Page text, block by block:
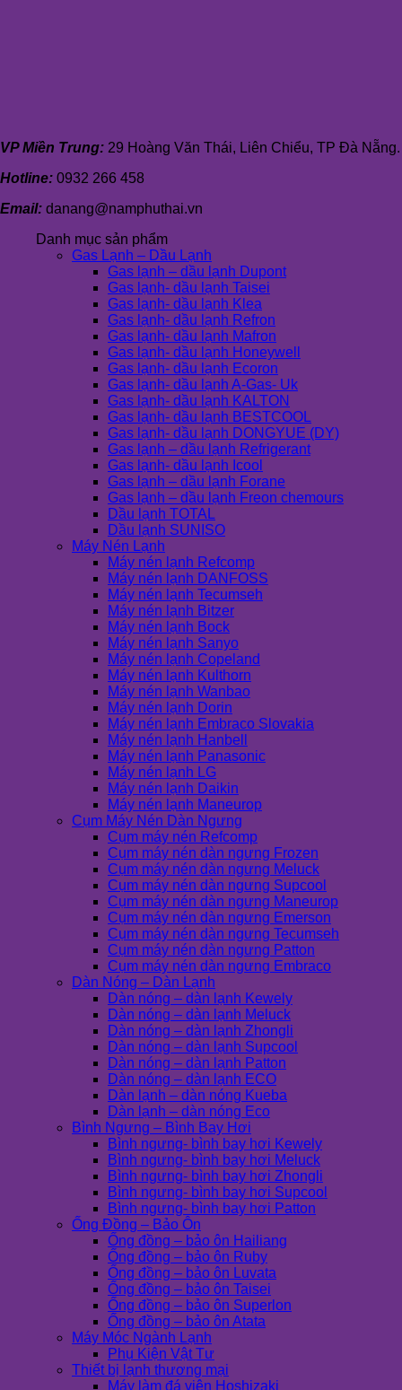
VP Miền Trung: 29 Hoàng Văn Thái, Liên Chiểu, TP Đà Nẵng.
Hotline: 0932 266 458
Email: danang@namphuthai.vn
Danh mục sản phẩm
Gas Lạnh – Dầu Lạnh
Gas lạnh – dầu lạnh Dupont
Gas lạnh- dầu lạnh Taisei
Gas lạnh- dầu lạnh Klea
Gas lạnh- dầu lạnh Refron
Gas lạnh- dầu lạnh Mafron
Gas lạnh- dầu lạnh Honeywell
Gas lạnh- dầu lạnh Ecoron
Gas lạnh- dầu lạnh A-Gas- Uk
Gas lạnh- dầu lạnh KALTON
Gas lạnh- dầu lạnh BESTCOOL
Gas lạnh- dầu lạnh DONGYUE (DY)
Gas lạnh – dầu lạnh Refrigerant
Gas lạnh- dầu lạnh Icool
Gas lạnh – dầu lạnh Forane
Gas lạnh – dầu lạnh Freon chemours
Dầu lạnh TOTAL
Dầu lạnh SUNISO
Máy Nén Lạnh
Máy nén lạnh Refcomp
Máy nén lạnh DANFOSS
Máy nén lạnh Tecumseh
Máy nén lạnh Bitzer
Máy nén lạnh Bock
Máy nén lạnh Sanyo
Máy nén lạnh Copeland
Máy nén lạnh Kulthorn
Máy nén lạnh Wanbao
Máy nén lạnh Dorin
Máy nén lạnh Embraco Slovakia
Máy nén lạnh Hanbell
Máy nén lạnh Panasonic
Máy nén lạnh LG
Máy nén lạnh Daikin
Máy nén lạnh Maneurop
Cụm Máy Nén Dàn Ngưng
Cụm máy nén Refcomp
Cụm máy nén dàn ngưng Frozen
Cụm máy nén dàn ngưng Meluck
Cụm máy nén dàn ngưng Supcool
Cụm máy nén dàn ngưng Maneurop
Cụm máy nén dàn ngưng Emerson
Cụm máy nén dàn ngưng Tecumseh
Cụm máy nén dàn ngưng Patton
Cụm máy nén dàn ngưng Embraco
Dàn Nóng – Dàn Lạnh
Dàn nóng – dàn lạnh Kewely
Dàn nóng – dàn lạnh Meluck
Dàn nóng – dàn lạnh Zhongli
Dàn nóng – dàn lạnh Supcool
Dàn nóng – dàn lạnh Patton
Dàn nóng – dàn lạnh ECO
Dàn lạnh – dàn nóng Kueba
Dàn lạnh – dàn nóng Eco
Bình Ngưng – Bình Bay Hơi
Bình ngưng- bình bay hơi Kewely
Bình ngưng- bình bay hơi Meluck
Bình ngưng- bình bay hơi Zhongli
Bình ngưng- bình bay hơi Supcool
Bình ngưng- bình bay hơi Patton
Ống Đồng – Bảo Ôn
Ống đồng – bảo ôn Hailiang
Ống đồng – bảo ôn Ruby
Ống đồng – bảo ôn Luvata
Ống đồng – bảo ôn Taisei
Ống đồng – bảo ôn Superlon
Ống đồng – bảo ôn Atata
Máy Móc Ngành Lạnh
Phụ Kiện Vật Tư
Thiết bị lạnh thương mại
Máy làm đá viên Hoshizaki